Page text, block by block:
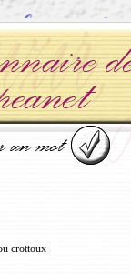
crottoux